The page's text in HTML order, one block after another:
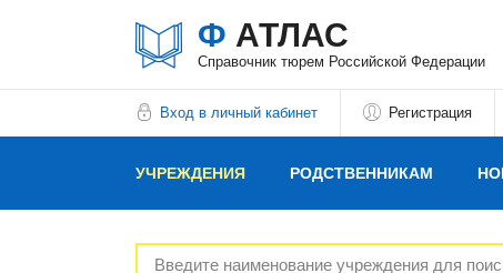
Ф АТЛАС
Справочник тюрем Российской Федерации
Вход в личный кабинет Регистрация
УЧРЕЖДЕНИЯ РОДСТВЕННИКАМ
РЕКЛАМОДАТЕЛЯМ